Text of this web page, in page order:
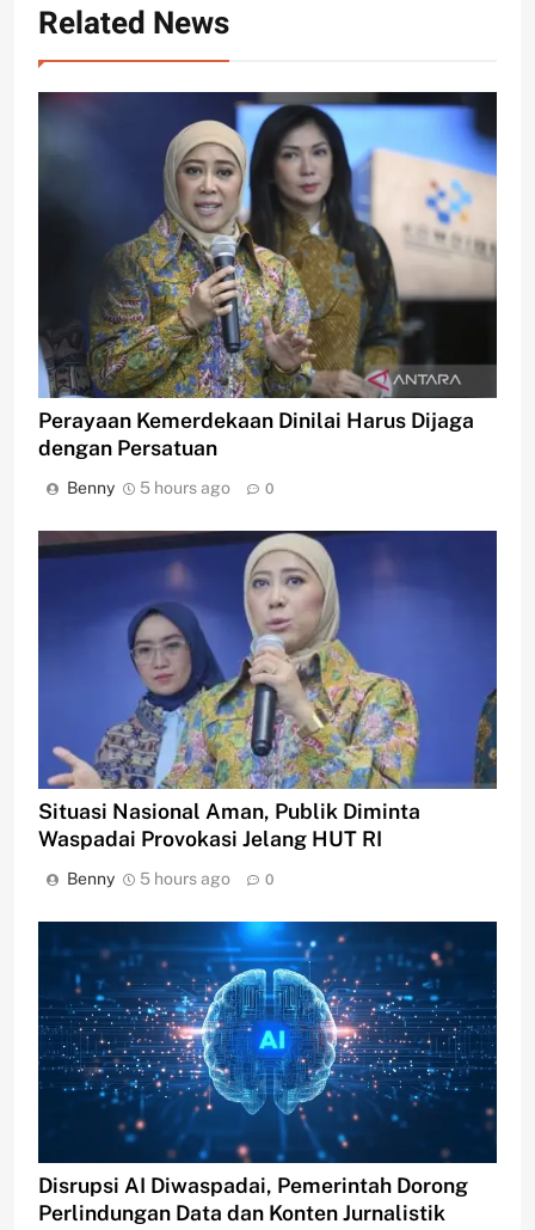
Related News
Perayaan Kemerdekaan Dinilai Harus Dijaga
dengan Persatuan
Benny 5 hours ago 0
Situasi Nasional Aman, Publik Diminta
Waspadai Provokasi Jelang HUT RI
Benny 5 hours ago 0
Disrupsi AI Diwaspadai, Pemerintah Dorong
Perlindungan Data dan Konten Jurnalistik